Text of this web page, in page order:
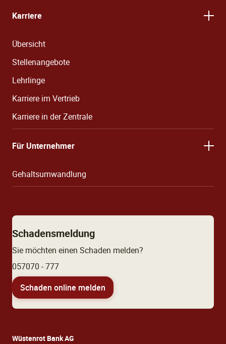
Karriere
Übersicht
Stellenangebote
Lehrlinge
Karriere im Vertrieb
Karriere in der Zentrale
Für Unternehmer
Gehaltsumwandlung
Schadensmeldung
Sie möchten einen Schaden melden?
057070 - 777
Schaden online melden
Wüstenrot Bank AG